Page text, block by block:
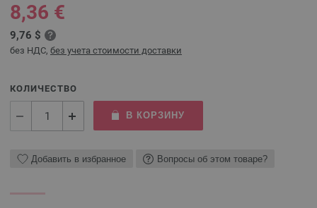
8,36 €
9,76 $
без НДС, без учета стоимости доставки
КОЛИЧЕСТВО
В КОРЗИНУ
Добавить в избранное Вопросы об этом товаре?